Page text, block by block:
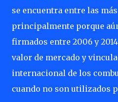
se encuentra entre las
principalmente porque
firmados entre 2006 y
valor de mercado y
internacional de los
cuando no son utilizados